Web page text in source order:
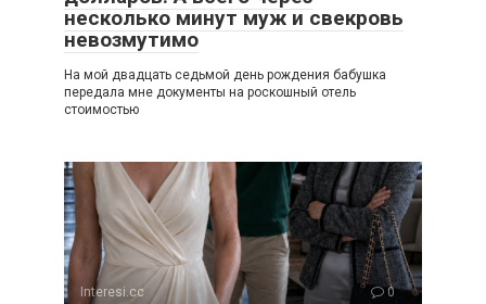
несколько минут муж и свекровь
невозмутимо
На мой двадцать седьмой день рождения бабушка
передала мне документы на роскошный отель
стоимостью
Interesi.cc 0